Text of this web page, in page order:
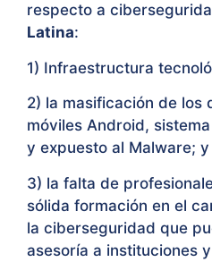
respecto a
Latina:
1) Infraestructura
2) la masificación de los
móviles Android,
y expuesto al Malware; y
3) la falta de
sólida formación en el
la ciberseguridad que
asesoría a instituciones